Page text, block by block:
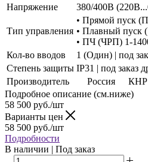
Напряжение
380/400В
Тип управления
• Прямой пуск
• Плавный пуск
• ПЧ (ЧРП) 1-
Кол-во вводов
1 (Один) | под
Степень защиты IP31 | под заказ
Производитель
Россия КНР
Подробное описание (см.ниже)
58 500 руб./шт
Варианты цен
58 500 руб./шт
Подробности
В наличии | Под заказ